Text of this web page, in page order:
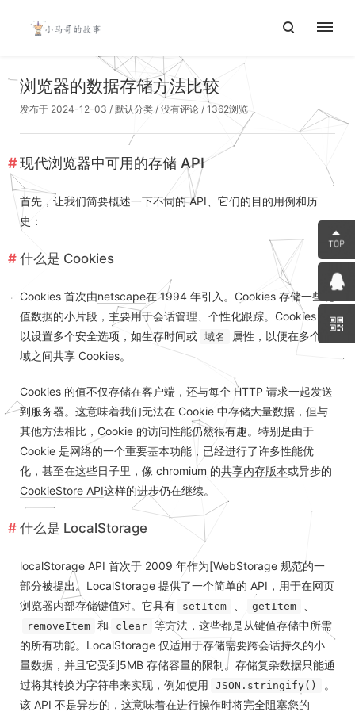
浏览器的数据存储方法比较
发布于 2024-12-03 / 默认分类 / 没有评论 / 1362浏览
现代浏览器中可用的存储 API
首先，让我们简要概述一下不同的 API、它们的目的用例和历
史：
什么是 Cookies
Cookies 首次由netscape在 1994 年引入。Cookies 存储一些键
值数据的小片段，主要用于会话管理、个性化跟踪。Cookies 可
以设置多个安全选项，如生存时间或 域名
属性，以便在多个子
域之间共享 Cookies。
Cookies 的值不仅存储在客户端，还与每个 HTTP 请求一起发送
到服务器。这意味着我们无法在 Cookie 中存储大量数据，但与
其他方法相比，Cookie 的访问性能仍然很有趣。特别是由于
Cookie 是网络的一个重要基本功能，已经进行了许多性能优
化，甚至在这些日子里，像 chromium 的共享内存版本或异步的
CookieStore API这样的进步仍在继续。
什么是 LocalStorage
localStorage API 首次于 2009 年作为[WebStorage 规范的一
部分被提出。LocalStorage 提供了一个简单的 API，用于在网页
浏览器内部存储键值对。它具有
setItem getItem
removeItem 和 clear 等方法，这些都是从键值存储中所需
的所有功能。LocalStorage 仅适用于存储需要跨会话持久的小
量数据，并且它受到5MB 存储容量的限制。存储复杂数据只能通
过将其转换为字符串来实现，例如使用
JSON.stringify()
。
该 API 不是异步的，这意味着在进行操作时将完全阻塞您的